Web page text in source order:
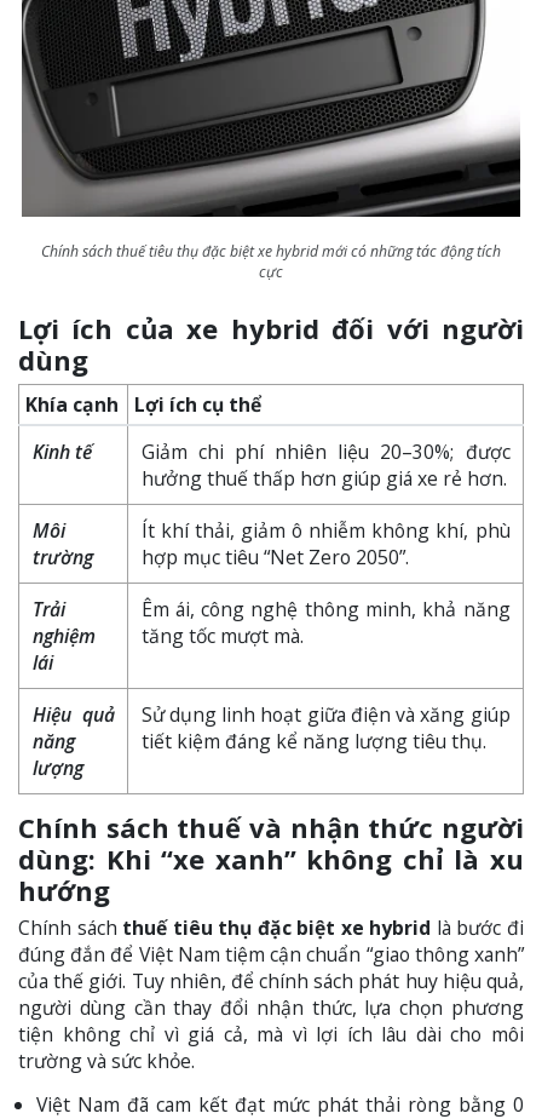
Chính sách thuế tiêu thụ đặc biệt xe hybrid mới có những tác động tích
cực
Lợi ích của xe hybrid đối với người
dùng
Khía cạnh
Lợi ích cụ thể
Kinh tế
Giảm chi phí nhiên liệu 20–30%; được
hưởng thuế thấp hơn giúp giá xe rẻ hơn.
Môi
trường
Ít khí thải, giảm ô nhiễm không khí, phù
hợp mục tiêu “Net Zero 2050”.
Trải
nghiệm
lái
Êm ái, công nghệ thông minh, khả năng
tăng tốc mượt mà.
Hiệu quả
năng
lượng
Sử dụng linh hoạt giữa điện và xăng giúp
tiết kiệm đáng kể năng lượng tiêu thụ.
Chính sách thuế và nhận thức người
dùng: Khi “xe xanh” không chỉ là xu
hướng
Chính sách thuế tiêu thụ đặc biệt xe hybrid là bước đi
đúng đắn để Việt Nam tiệm cận chuẩn “giao thông xanh”
của thế giới. Tuy nhiên, để chính sách phát huy hiệu quả,
người dùng cần thay đổi nhận thức, lựa chọn phương
tiện không chỉ vì giá cả, mà vì lợi ích lâu dài cho môi
trường và sức khỏe.
Việt Nam đã cam kết đạt mức phát thải ròng bằng 0